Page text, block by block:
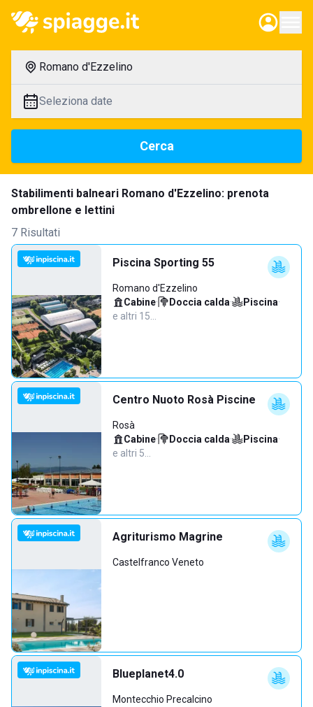
Romano d'Ezzelino
Seleziona date
Cerca
Stabilimenti balneari Romano d'Ezzelino: prenota
ombrellone e lettini
7 Risultati
Piscina Sporting 55
Romano d'Ezzelino
Cabine· Doccia calda· Piscina·
e altri 15…
Centro Nuoto Rosà Piscine
Rosà
Cabine· Doccia calda· Piscina·
e altri 5…
Agriturismo Magrine
Castelfranco Veneto
Blueplanet4.0
Montecchio Precalcino